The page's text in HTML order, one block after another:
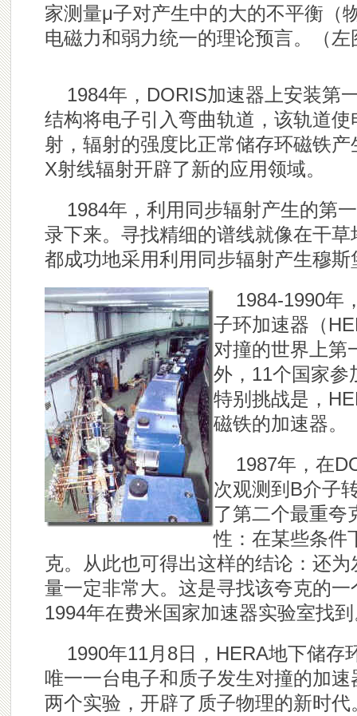
家测量μ子对产生中的大的不平衡（
电磁力和弱力统一的理论预言。
（
1984年，DORIS加速器上安装第
结构将电子引入弯曲轨道，该轨道
射，辐射的强度比正常储存环磁铁
X射线辐射开辟了新的应用领域。
1984年，利用同步辐射产生的第
录下来。寻找精细的谱线就像在干
都成功地采用利用同步辐射产生穆斯
1984-1990年
子环加速器（
对撞的世界上第
外，11个国家参
特别挑战是，
磁铁的加速器。
1987年，在
次观测到B介子
了第二个最重夸
性：在某些条件
克。从此也可得出这样的结论：还
量一定非常大。这是寻找该夸克的
1994年在费米国家加速器实验室找
1990年11月8日，HERA地下储存
唯一一台电子和质子发生对撞的加
两个实验，开辟了质子物理的新时